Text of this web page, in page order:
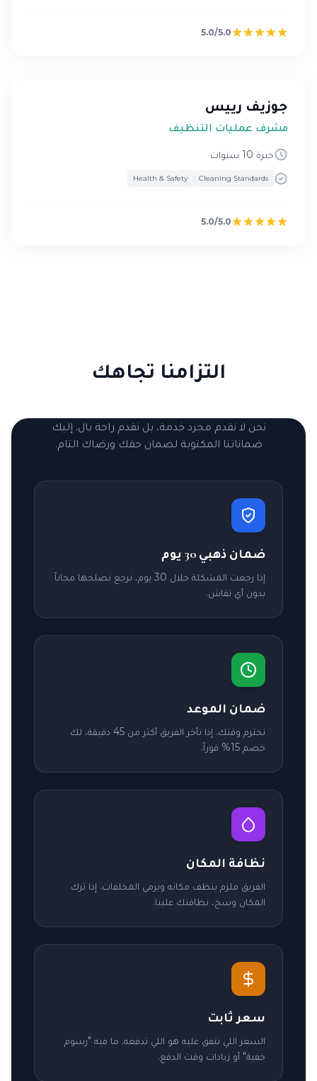
5.0/5.0
جوزيف رييس
مشرف عمليات التنظيف
خبرة 10 سنوات
Cleaning Standards
Health & Safety
5.0/5.0
التزامنا تجاهك
نحن لا نقدم مجرد خدمة، بل نقدم راحة بال. إليك
ضماناتنا المكتوبة لضمان حقك ورضاك التام.
ضمان ذهبي 30 يوم
إذا رجعت المشكلة خلال 30 يوم، نرجع نصلحها مجاناً
بدون أي نقاش.
ضمان الموعد
نحترم وقتك. إذا تأخر الفريق أكثر من 45 دقيقة، لك
خصم 15% فوراً.
نظافة المكان
الفريق ملزم ينظف مكانه ويرمي المخلفات. إذا ترك
المكان وسخ، نظافتك علينا.
سعر ثابت
السعر اللي نتفق عليه هو اللي تدفعه. ما فيه "رسوم
خفية" أو زيادات وقت الدفع.